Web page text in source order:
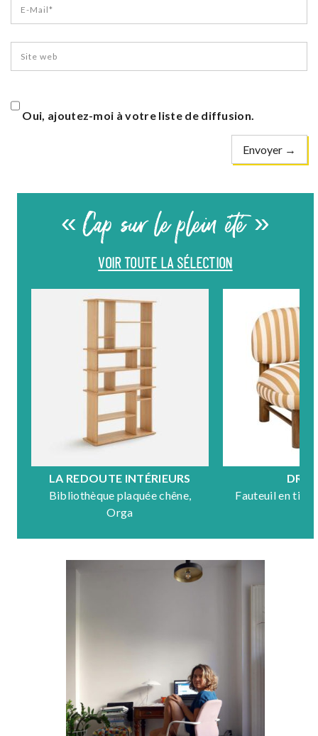
Oui, ajoutez-moi à votre liste de diffusion.
« Cap sur le plein été »
VOIR TOUTE LA SÉLECTION
LA REDOUTE INTÉRIEURS
Bibliothèque plaquée chêne,
Orga
Fauteuil en